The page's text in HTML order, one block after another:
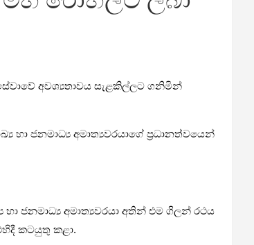
අවශ්‍යතාවය සැළකිල්ලට ගනිමින්
ජනමාධ්‍ය අමාත්‍යවරයාගේ ප්‍රධානත්වයෙන්
ජනමාධ්‍ය අමාත්‍යවරයා අතින් එම ගිලන් රථය
කටයුතු කළා.